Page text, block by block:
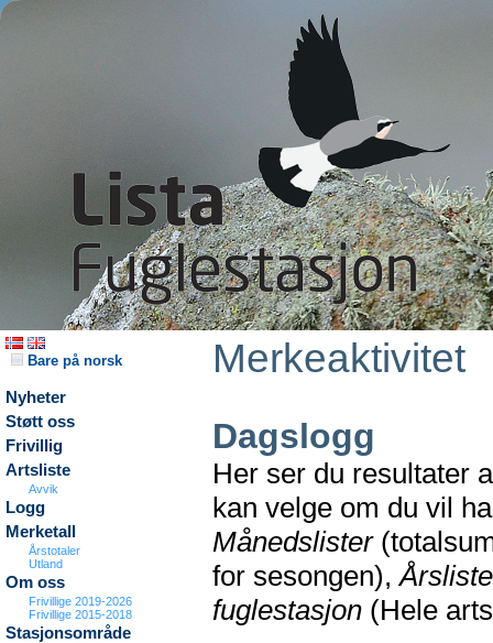
Bare på norsk
Nyheter
Støtt oss
Frivillig
Artsliste
Avvik
Logg
Merketall
Årstotaler
Utland
Om oss
Frivillige 2019-2026
Frivillige 2015-2018
Stasjonsområde
Merkeaktivitet
Dagslogg
Her ser du resultater
kan velge om du vil
Månedslister
for sesongen),
fuglestasjon (Hele